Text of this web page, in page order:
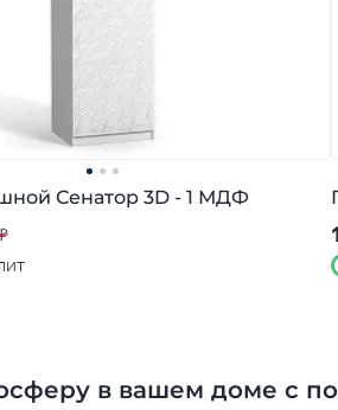
Сенатор 3D - 1 МДФ
в вашем доме с